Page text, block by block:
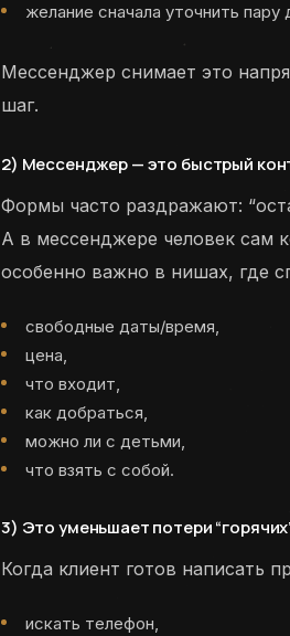
желание сначала уточнить
Мессенджер снимает это
шаг.
2) Мессенджер — это быстрый
Формы часто раздражают:
А в мессенджере человек сам
особенно важно в нишах, где
свободные даты/время,
цена,
что входит,
как добраться,
можно ли с детьми,
что взять с собой.
3) Это уменьшает потери
Когда клиент готов написать
искать телефон,